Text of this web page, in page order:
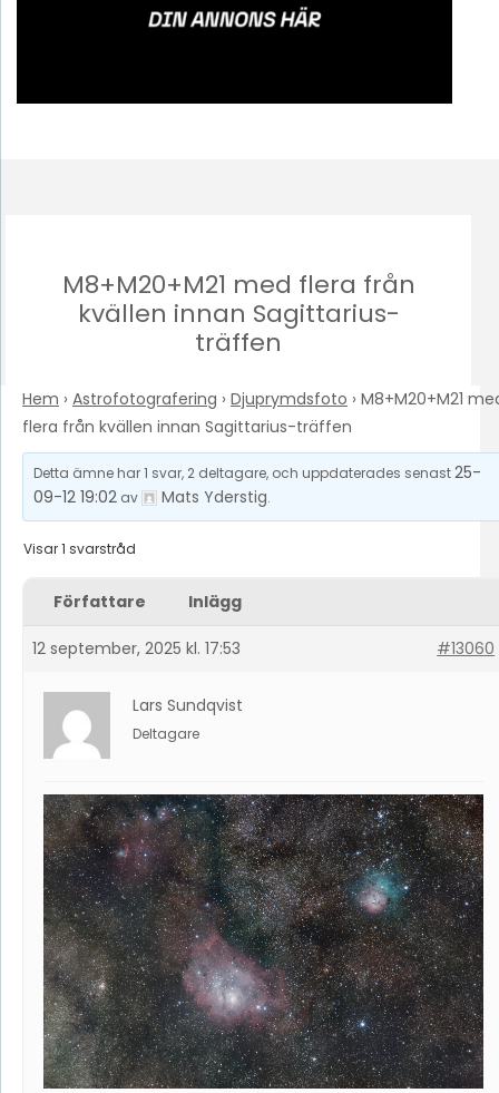
M8+M20+M21 med flera från
kvällen innan Sagittarius-
träffen
Hem › Astrofotografering › Djuprymdsfoto › M8+M20+M21
flera från kvällen innan Sagittarius-träffen
Detta ämne har 1 svar, 2 deltagare, och uppdaterades senast25-
09-12 19:02 av Mats Yderstig.
Visar 1 svarstråd
Författare Inlägg
12 september, 2025 kl. 17:53 #13060
Lars Sundqvist
Deltagare